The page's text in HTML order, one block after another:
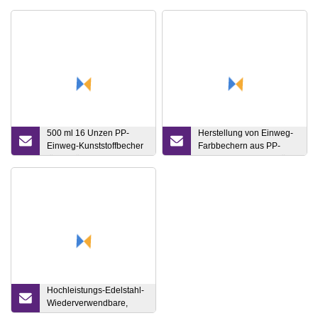
500 ml 16 Unzen PP-
Einweg-Kunststoffbecher
für Getränke, Milch, Tee
Herstellung von Einweg-
Farbbechern aus PP-
Kunststoff mit 800 cc für
Hochleistungs-Edelstahl-
Wiederverwendbare,
isolierte, coole Sport-